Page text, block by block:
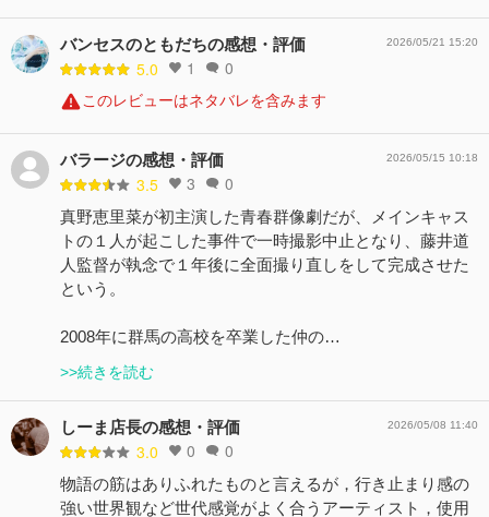
バンセスのともだちの感想・評価
5.0 1 0
2026/05/21 15:20
このレビューはネタバレを含みます
バラージの感想・評価
3.5 3 0
2026/05/15 10:18
真野恵里菜が初主演した青春群像劇だが、メインキャス
トの１人が起こした事件で一時撮影中止となり、藤井道
人監督が執念で１年後に全面撮り直しをして完成させた
という。
2008年に群馬の高校を卒業した仲の…
>>続きを読む
しーま店長の感想・評価
3.0 0 0
2026/05/08 11:40
物語の筋はありふれたものと言えるが，行き止まり感の
強い世界観など世代感覚がよく合うアーティスト，使用